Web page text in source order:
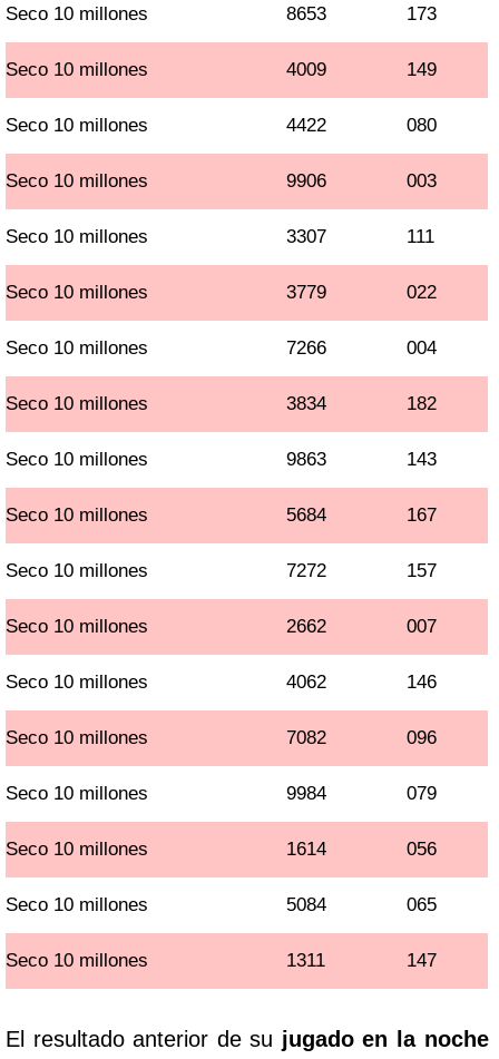
Seco 10 millones 8653 173
Seco 10 millones 4009 149
Seco 10 millones 4422 080
Seco 10 millones 9906 003
Seco 10 millones 3307 111
Seco 10 millones 3779 022
Seco 10 millones 7266 004
Seco 10 millones 3834 182
Seco 10 millones 9863 143
Seco 10 millones 5684 167
Seco 10 millones 7272 157
Seco 10 millones 2662 007
Seco 10 millones 4062 146
Seco 10 millones 7082 096
Seco 10 millones 9984 079
Seco 10 millones 1614 056
Seco 10 millones 5084 065
Seco 10 millones 1311 147
El resultado anterior de su jugado en la noche